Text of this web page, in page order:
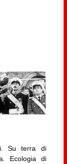
Su terra di
Ecologia di